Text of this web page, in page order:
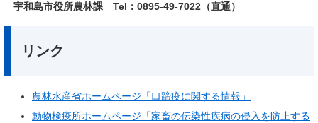
宇和島市役所農林課 Tel：0895-49-7022（直通）
リンク
農林水産省ホームページ「口蹄疫に関する情報」
動物検疫所ホームページ「家畜の伝染性疾病の侵入を防止する